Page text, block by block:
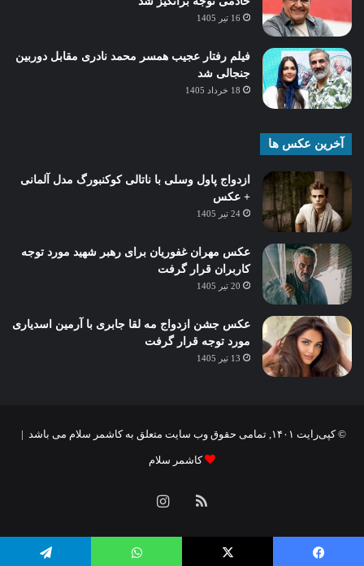
16 تیر 1405
فیلم رفتار عجیب همسر محمد نادری مقابل دوربین
جنجالی شد
18 خرداد 1405
آخرین عکس ها
ازدواج پاول وسلی با ناتالی کوکنبورگ مدل آلمانی
+ عکس
24 تیر 1405
عکس مهران غفوریان برای رهبر شهید مورد توجه
کاربران قرار گرفت
20 تیر 1405
عکس جشن ازدواج مه لقا جابری با آرمین اسدیاری
مورد توجه قرار گرفت
13 تیر 1405
© کپی‌رایت ۱۴۰۱, تمامی حقوق وب سایت متعلق به کاشمر سلام می باشد |
کاشمر سلام
خوراکاینستاگرام